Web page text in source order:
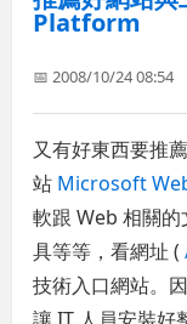
Platform
📅 2008/10/24 08:54
又有好東西要推
站 Microsoft
軟跟 Web 相關
具等等，看網址 (
技術入口網站。